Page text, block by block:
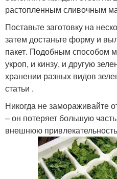
растопленным сливочным
Поставьте заготовку на
затем достаньте форму и
пакет. Подобным способом
укроп, и кинзу, и другую
хранении разных видов
статьи .
Никогда не замораживайте
– он потеряет большую
внешнюю